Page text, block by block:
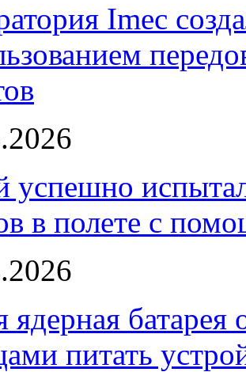
Imec
успешно
в полете с
ядерная батарея
питать